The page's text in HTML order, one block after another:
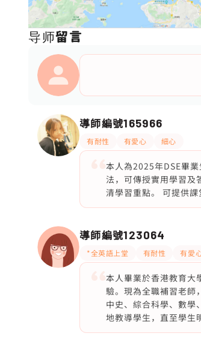
导师留言
導師編號165966
有耐性 有愛心 細心
本人為2025年DSE畢
法，可傳授實用學習及
清學習重點。 可提供
導師編號123064
*全英語上堂 有耐性 有愛
本人畢業於香港教育大
驗。現為全職補習老師
中史、綜合科學、數學
地教導學生，直至學生